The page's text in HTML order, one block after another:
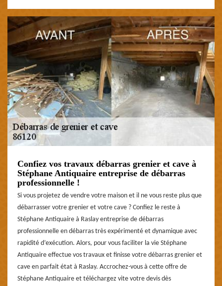
Confiez vos travaux débarras grenier et cave à
Stéphane Antiquaire entreprise de débarras
professionnelle !
Si vous projetez de vendre votre maison et il ne vous reste plus que
débarrasser votre grenier et votre cave ? Confiez le reste à
Stéphane Antiquaire à Raslay entreprise de débarras
professionnelle en débarras très expérimenté et dynamique avec
rapidité d’exécution. Alors, pour vous faciliter la vie Stéphane
Antiquaire effectue vos travaux et finisse votre débarras grenier et
cave en parfait état à Raslay. Accrochez-vous à cette offre de
Stéphane Antiquaire et téléchargez vite votre devis dès